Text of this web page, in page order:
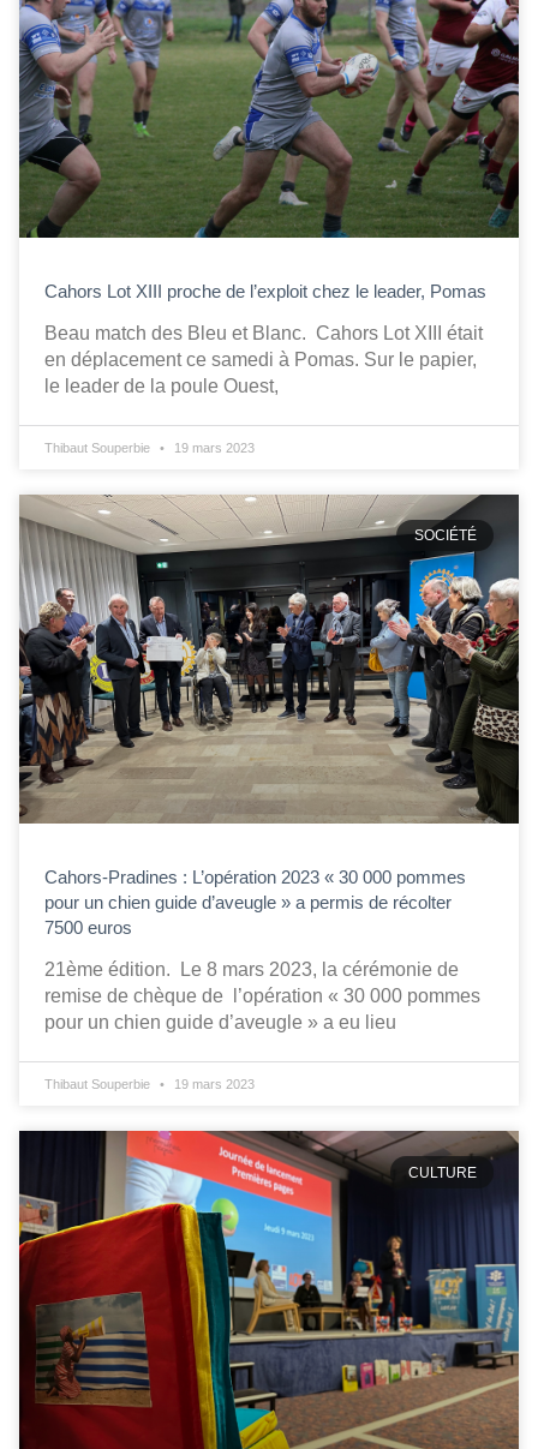
Cahors Lot XIII proche de l’exploit chez le leader, Pomas
Beau match des Bleu et Blanc. Cahors Lot XIII était
en déplacement ce samedi à Pomas. Sur le papier,
le leader de la poule Ouest,
Thibaut Souperbie 19 mars 2023
SOCIÉTÉ
Cahors-Pradines : L’opération 2023 « 30 000 pommes
pour un chien guide d’aveugle » a permis de récolter
7500 euros
21ème édition. Le 8 mars 2023, la cérémonie de
remise de chèque de l’opération « 30 000 pommes
pour un chien guide d’aveugle » a eu lieu
Thibaut Souperbie 19 mars 2023
CULTURE